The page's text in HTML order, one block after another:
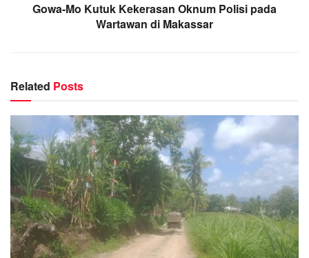
Gowa-Mo Kutuk Kekerasan Oknum Polisi pada
Wartawan di Makassar
Related Posts